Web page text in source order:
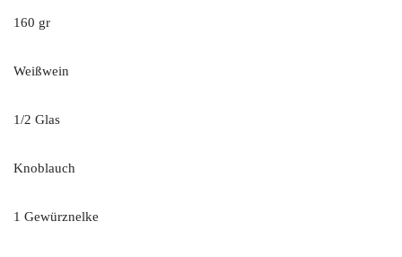
160 gr
Weißwein
1/2 Glas
Knoblauch
1 Gewürznelke